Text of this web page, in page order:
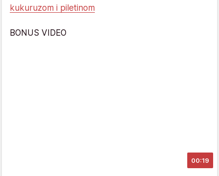
kukuruzom i piletinom
BONUS VIDEO
00:19